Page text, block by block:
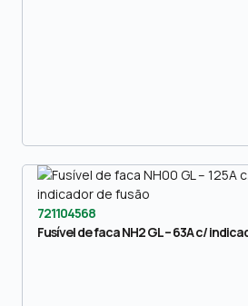
721104568
Fusível de faca NH2 GL – 63A c/